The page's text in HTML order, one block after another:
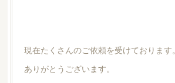
現在たくさんのご依頼を受けております。
ありがとうございます。